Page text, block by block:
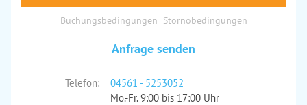
Buchungsbedingungen Stornobedingungen
Anfrage senden
Telefon:
04561 - 5253052
Mo.-Fr. 9:00 bis 17:00 Uhr